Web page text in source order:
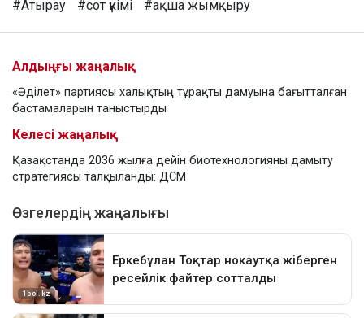
#Атырау #сот үкімі #ақша жымқыру
Алдыңғы жаңалық
«Әділет» партиясы халықтың тұрақты дамуына бағытталған
бастамаларын таныстырды
Келесі жаңалық
Қазақстанда 2036 жылға дейін биотехнологияны дамыту
стратегиясы талқыланды: ДСМ